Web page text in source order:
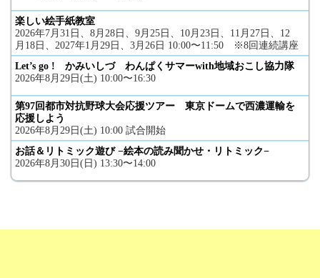
楽しい絵手紙教室
2026年7月31日、8月28日、9月25日、10月23日、11月27日、12
月18日、2027年1月29日、3月26日 10:00〜11:50 ※8回連続講座
Let’s go ! かみいしづ わんぱくサマーwith地域おこし協力隊
2026年8月29日(土) 10:00〜16:30
第97回都市対抗野球大会応援ツアー 東京ドームで西濃運輸を
応援しよう
2026年8月29日(土) 10:00 試合開始
お話＆リトミック遊び −絵本の読み聞かせ・リトミック−
2026年8月30日(日) 13:30〜14:00